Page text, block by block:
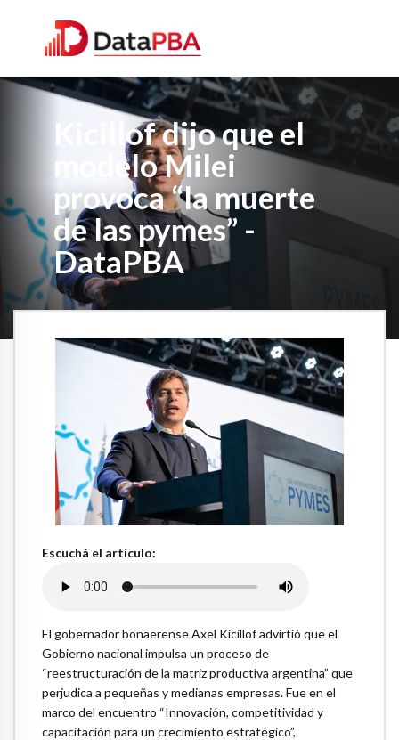
Kicillof dijo que el
modelo Milei
provoca “la muerte
de las pymes” -
DataPBA
Escuchá el artículo:
El gobernador bonaerense Axel Kicillof advirtió que el
Gobierno nacional impulsa un proceso de
“reestructuración de la matriz productiva argentina” que
perjudica a pequeñas y medianas empresas. Fue en el
marco del encuentro “Innovación, competitividad y
capacitación para un crecimiento estratégico”,